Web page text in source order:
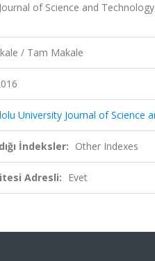
of Science and
/ Tam Makale
University Journal of Science
İndeksler: Other Indexes
Adresli: Evet